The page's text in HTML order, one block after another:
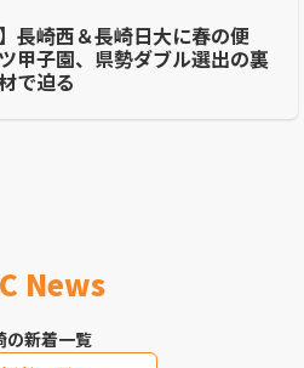
長崎西＆長崎日大に春の便
甲子園、県勢ダブル選出の裏
で迫る
News
の新着一覧